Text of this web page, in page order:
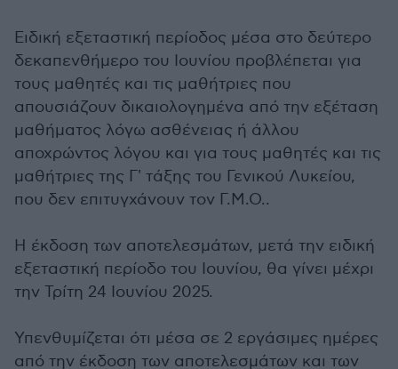
Ειδική εξεταστική περίοδος μέσα στο δεύτερο
δεκαπενθήμερο του Ιουνίου προβλέπεται για
τους μαθητές και τις μαθήτριες που
απουσιάζουν δικαιολογημένα από την εξέταση
μαθήματος λόγω ασθένειας ή άλλου
αποχρώντος λόγου και για τους μαθητές και τις
μαθήτριες της Γ' τάξης του Γενικού Λυκείου,
που δεν επιτυγχάνουν τον Γ.Μ.Ο..
Η έκδοση των αποτελεσμάτων, μετά την ειδική
εξεταστική περίοδο του Ιουνίου, θα γίνει μέχρι
την Τρίτη 24 Ιουνίου 2025.
Υπενθυμίζεται ότι μέσα σε 2 εργάσιμες ημέρες
από την έκδοση των αποτελεσμάτων και των